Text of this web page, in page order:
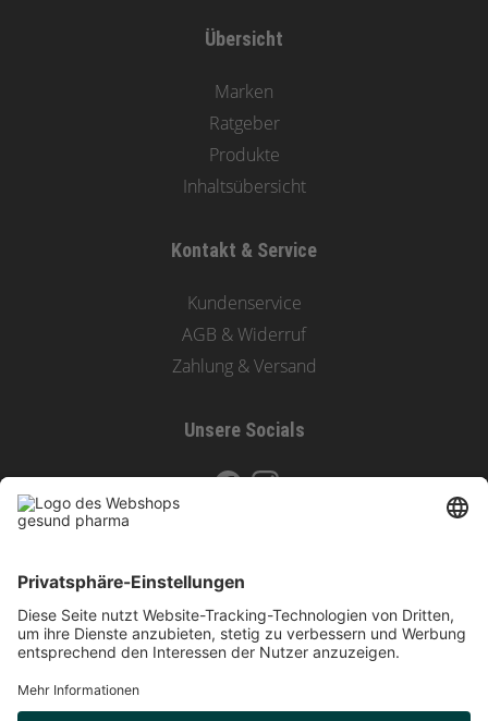
Übersicht
Marken
Ratgeber
Produkte
Inhaltsübersicht
Kontakt & Service
Kundenservice
AGB & Widerruf
Zahlung & Versand
Unsere Socials